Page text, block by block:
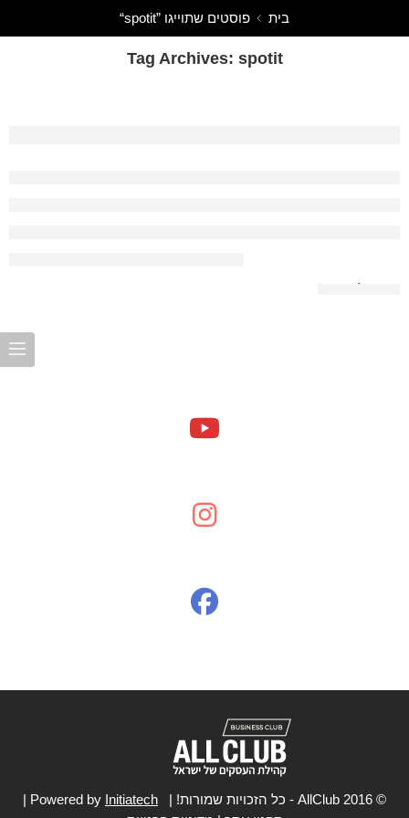
בית פוסטים שתוייגו ”spotit“
Tag Archives: spotit
מהווים כ-40% מכלל התוצר הגולמי במשק. אם כן, מדוע מגזר
העצמאים והעסקים [...]
המשך לקרוא 🠬
© 2016 AllClub - כל הזכויות שמורות! | Powered by Initiatech
|